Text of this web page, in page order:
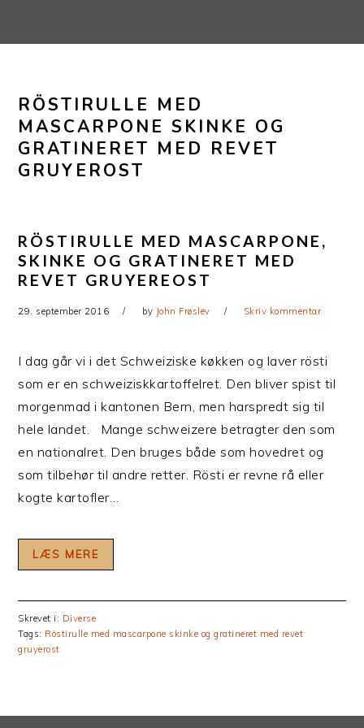
navigation
RÖSTIRULLE MED
MASCARPONE SKINKE OG
GRATINERET MED REVET
GRUYEROST
RÖSTIRULLE MED MASCARPONE,
SKINKE OG GRATINERET MED
REVET GRUYEREOST
29. september 2016 by John Frøslev Skriv kommentar
I dag går vi i det Schweiziske køkken og laver rösti
som er en schweiziskkartoffelret. Den bliver spist til
morgenmad i kantonen Bern, men harspredt sig til
hele landet. Mange schweizere betragter den som
en nationalret. Den bruges både som hovedret og
som tilbehør til andre retter. Rösti er revne rå eller
kogte kartofler…
LÆS MERE
Skrevet i: Diverse
Tags: Röstirulle med mascarpone skinke og gratineret med revet
gruyerost